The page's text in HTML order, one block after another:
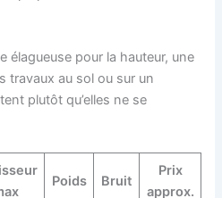
élagueuse pour la hauteur, une
travaux au sol ou sur un
plutôt qu’elles ne se
Poids Bruit
Prix
approx.